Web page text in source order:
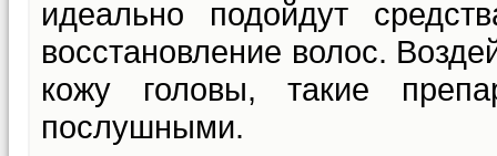
идеально подойдут
восстановление волос.
кожу головы, такие
послушными.